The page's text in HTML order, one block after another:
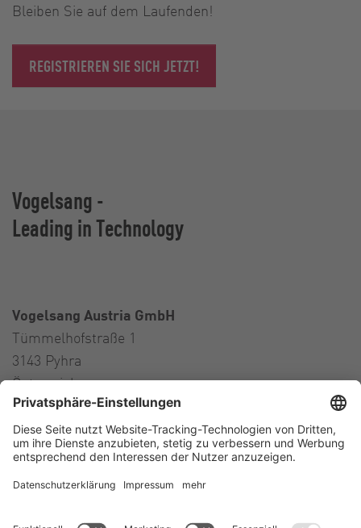
Bleiben Sie auf dem Laufenden!
REGISTRIEREN SIE SICH JETZT!
Vogelsang -
Leading in Technology
Vogelsang Austria GmbH
Tümmelhofstraße 1
3143 Pyhra
Österreich
Contact
Tel.:+43 664 16 56 724